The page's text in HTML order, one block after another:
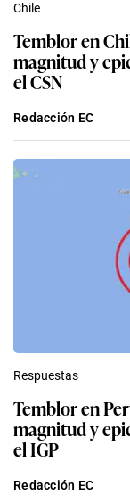
Chile
Temblor en
magnitud y
el CSN
Redacción EC
Respuestas
Temblor en
magnitud y
el IGP
Redacción EC